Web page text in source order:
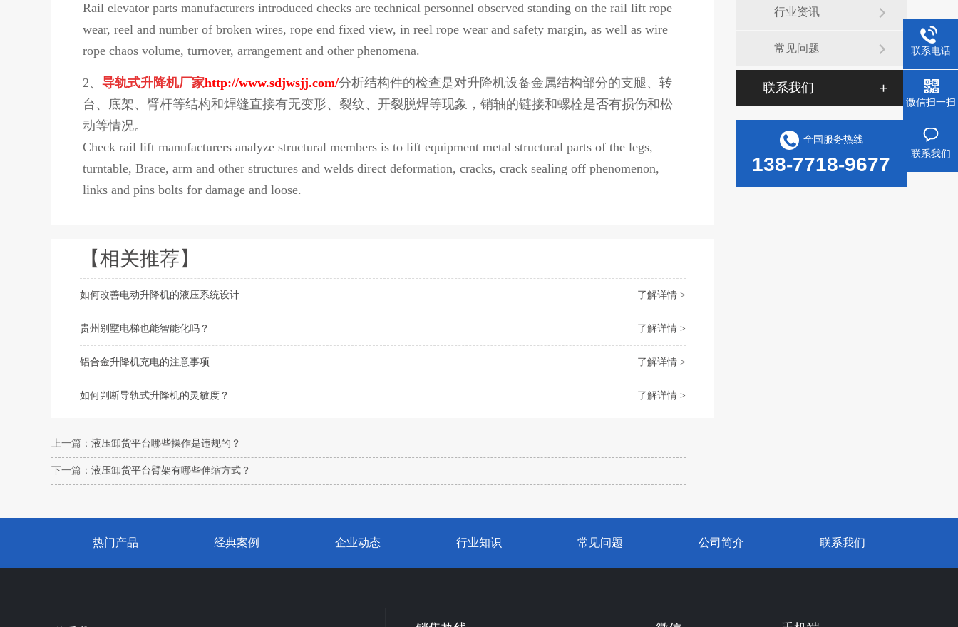
Rail elevator parts manufacturers introduced checks are technical personnel observed standing on the rail lift rope
wear, reel and number of broken wires, rope end fixed view, in reel rope wear and safety margin, as well as wire
rope chaos volume, turnover, arrangement and other phenomena.
2、 导轨式升降机厂家http://www.sdjwsjj.com/分析结构件的检查是对升降机设备金属结构部分的支腿、转
台、底架、臂杆等结构和焊缝直接有无变形、裂纹、开裂脱焊等现象，销轴的链接和螺栓是否有损伤和松
动等情况。
Check rail lift manufacturers analyze structural members is to lift equipment metal structural parts of the legs,
turntable, Brace, arm and other structures and welds direct deformation, cracks, crack sealing off phenomenon,
links and pins bolts for damage and loose.
【相关推荐】
了解详情 >
如何改善电动升降机的液压系统设计
了解详情 >
贵州别墅电梯也能智能化吗？
了解详情 >
铝合金升降机充电的注意事项
了解详情 >
如何判断导轨式升降机的灵敏度？
上一篇： 液压卸货平台哪些操作是违规的？
下一篇： 液压卸货平台臂架有哪些伸缩方式？
行业资讯
常见问题
联系我们
全国服务热线
138-7718-9677
热门产品 经典案例 企业动态 行业知识 常见问题 公司简介 联系我们
联系电话
微信扫一扫
联系我们